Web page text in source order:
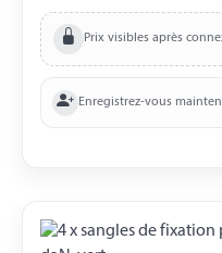
Prix visibles après
Enregistrez-vous